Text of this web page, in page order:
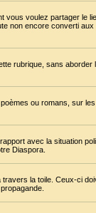
vous voulez partager le
non encore converti
rubrique, sans
ou romans, sur
avec la situation
Diaspora.
la toile. Ceux-ci